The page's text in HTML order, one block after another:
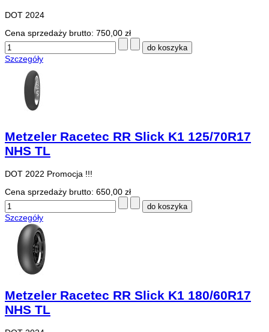
DOT 2024
Cena sprzedaży brutto: 750,00 zł
Szczegóły
Metzeler Racetec RR Slick K1 125/70R17
NHS TL
DOT 2022 Promocja !!!
Cena sprzedaży brutto: 650,00 zł
Szczegóły
Metzeler Racetec RR Slick K1 180/60R17
NHS TL